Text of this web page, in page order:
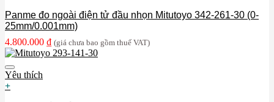
Panme đo ngoài điện tử đầu nhọn Mitutoyo 342-261-30 (0-
25mm/0.001mm)
4.800.000 ₫ (giá chưa bao gồm thuế VAT)
Yêu thích
+